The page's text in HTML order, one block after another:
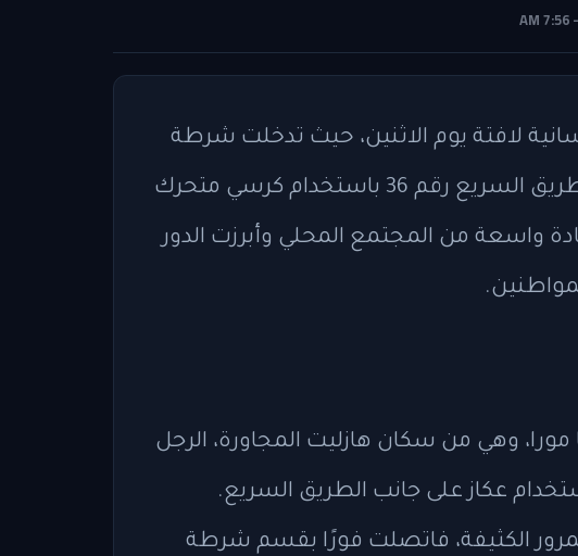
لافتة يوم الاثنين، حيث تدخلت شرطة
المدينة لمساعدة رجل مسن عالق على جانب الطريق السريع رقم 36 باستخدام كرسي متحرك
واسعة من المجتمع المحلي وأبرزت الدور
ليتيسيا مورا، وهي من سكان هازليت المجاورة، الرجل
عكاز على جانب الطريق السريع.
الكثيفة، فاتصلت فورًا بقسم شرطة